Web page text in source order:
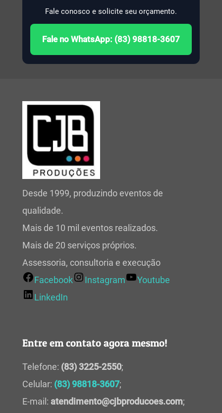
Fale conosco e solicite seu orçamento.
Fale no WhatsApp: (83) 98818-3607
Desde 1999, produzindo eventos de
qualidade.
Mais de 10 mil eventos realizados.
Mais de 20 serviços próprios.
Assessoria, consultoria e execução
Facebook
Instagram
Youtube
LinkedIn
Entre em contato agora mesmo!
Telefone: (83) 3225-2550;
Celular: (83) 98818-3607;
E-mail: atendimento@cjbproducoes.com;